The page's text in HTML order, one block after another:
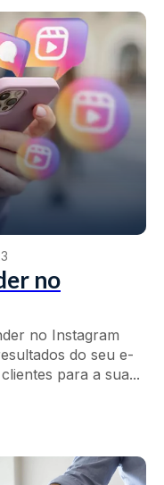
no
no Instagram
do seu e-
para a sua...